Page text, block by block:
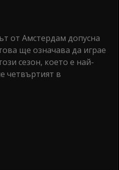
от Амстердам допусна
ще означава да играе
сезон, което е най-
четвъртият в